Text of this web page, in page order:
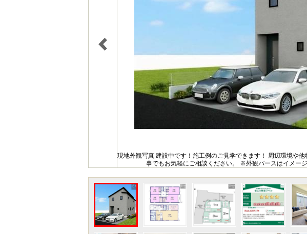
現地外観写真 建設中です！施工例のご見学できます！ 周辺環境や
事でもお気軽にご相談ください。 ※外観パースはイメー